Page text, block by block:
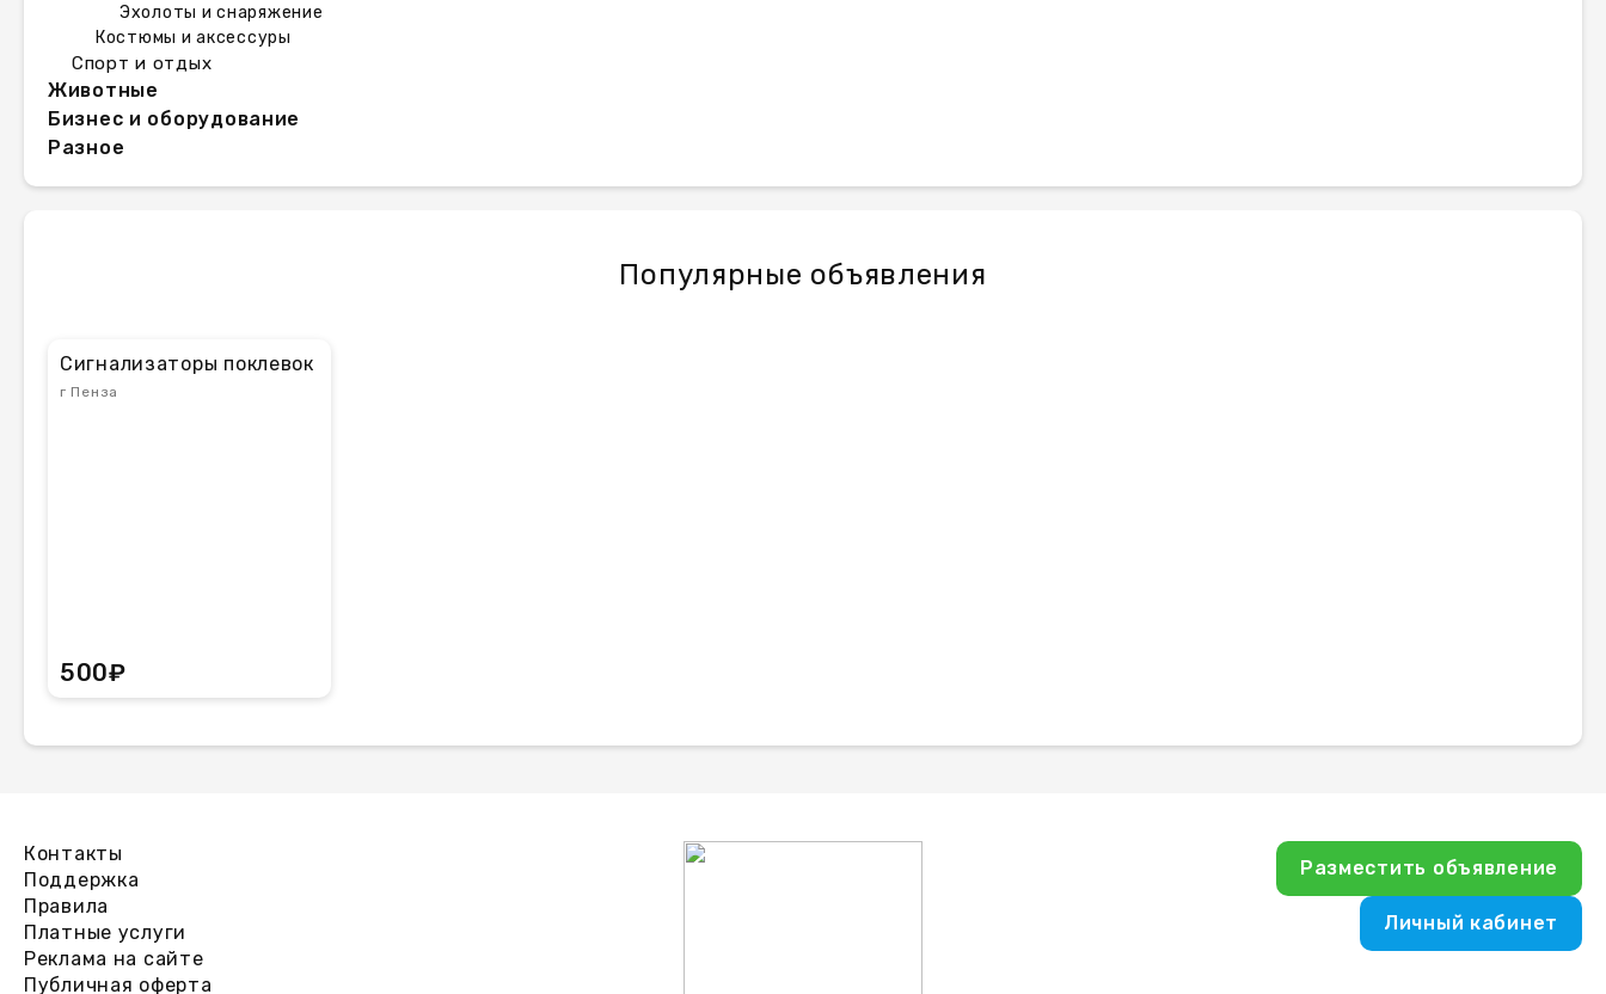
Эхолоты и снаряжение
Костюмы и аксессуры
Спорт и отдых
Животные
Бизнес и оборудование
Разное
Популярные объявления
Сигнализаторы поклевок
г Пенза
500₽
Контакты
Поддержка
Правила
Платные услуги
Реклама на сайте
Публичная оферта
Разместить объявление
Личный кабинет